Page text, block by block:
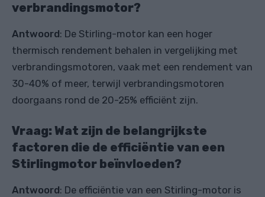
verbrandingsmotor?
Antwoord: De Stirling-motor kan een hoger
thermisch rendement behalen in vergelijking met
verbrandingsmotoren, vaak met een rendement van
30-40% of meer, terwijl verbrandingsmotoren
doorgaans rond de 20-25% efficiënt zijn.
Vraag: Wat zijn de belangrijkste
factoren die de efficiëntie van een
Stirlingmotor beïnvloeden?
Antwoord: De efficiëntie van een Stirling-motor is